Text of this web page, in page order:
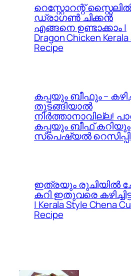
റെസ്റ്റോറന്റ്
ഡ്രാഗൺ ചിക്കൻ
എങ്ങനെ ഉണ്ടാക്കാം |
Dragon Chicken Kerala
Recipe
കപ്പയും ബീഫും –
തുടങ്ങിയാൽ
നിർത്താനാവില്ല!
കപ്പയും ബീഫ് കറിയും
സ്പെഷ്യൽ റെസിപ്പി
ഇത്രയും രുചിയിൽ
കറി ഇതുവരെ
| Kerala Style Chena
Recipe